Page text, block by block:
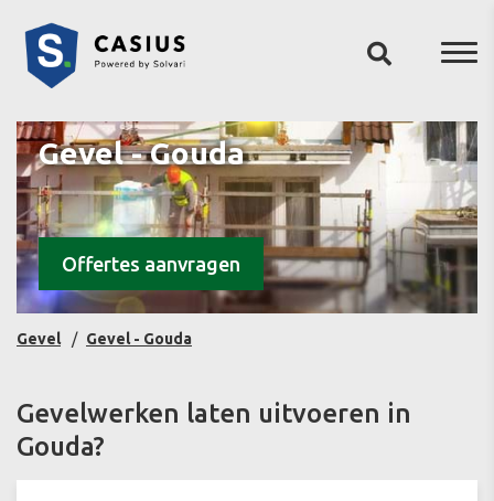
Gevel - Gouda
Offertes aanvragen
Gevel Gevel - Gouda
Gevelwerken laten uitvoeren in
Gouda?